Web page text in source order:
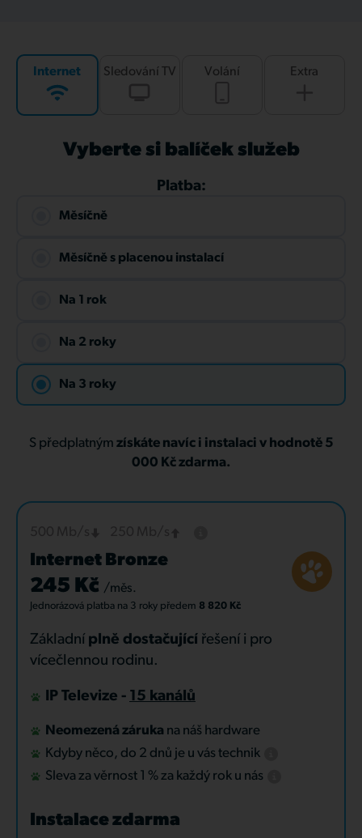
Internet Sledování TV Volání Extra
Vyberte si balíček služeb
Platba:
Měsíčně
Měsíčně s placenou instalací
Na 1 rok
Na 2 roky
Na 3 roky
S předplatným získáte navíc i instalaci v hodnotě 5
000 Kč zdarma.
Internet Bronze
245 Kč /měs.
Jednorázová platba na 3 roky předem 8 820 Kč
Základní plně dostačující řešení i pro
vícečlennou rodinu.
IP Televize - 15 kanálů
Neomezená záruka na náš hardware
Kdyby něco, do 2 dnů je u vás technik
Sleva za věrnost 1 % za každý rok u nás
Instalace zdarma